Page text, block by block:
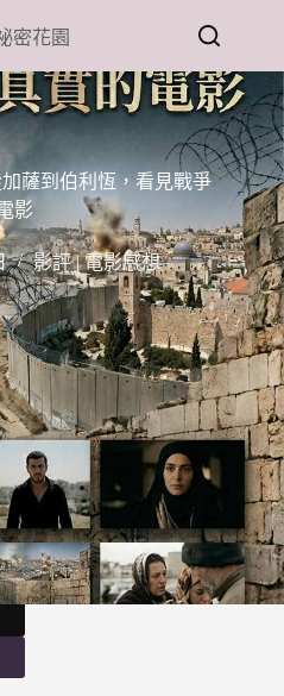
密花園
薩到伯利恆，看見戰爭
影
影評 | 電影感想